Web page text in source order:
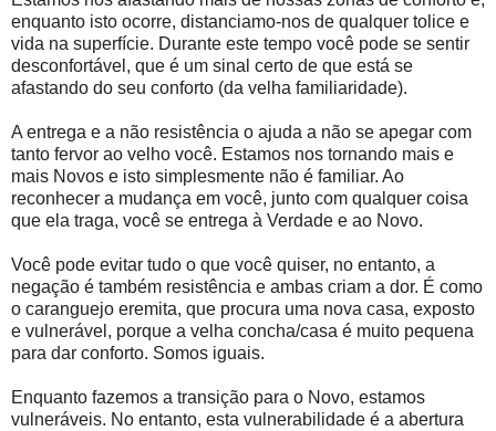
enquanto isto ocorre, distanciamo-nos de qualquer tolice e
vida na superfície. Durante este tempo você pode se sentir
desconfortável, que é um sinal certo de que está se
afastando do seu conforto (da velha familiaridade).
A entrega e a não resistência o ajuda a não se apegar com
tanto fervor ao velho você. Estamos nos tornando mais e
mais Novos e isto simplesmente não é familiar. Ao
reconhecer a mudança em você, junto com qualquer coisa
que ela traga, você se entrega à Verdade e ao Novo.
Você pode evitar tudo o que você quiser, no entanto, a
negação é também resistência e ambas criam a dor. É como
o caranguejo eremita, que procura uma nova casa, exposto
e vulnerável, porque a velha concha/casa é muito pequena
para dar conforto. Somos iguais.
Enquanto fazemos a transição para o Novo, estamos
vulneráveis. No entanto, esta vulnerabilidade é a abertura